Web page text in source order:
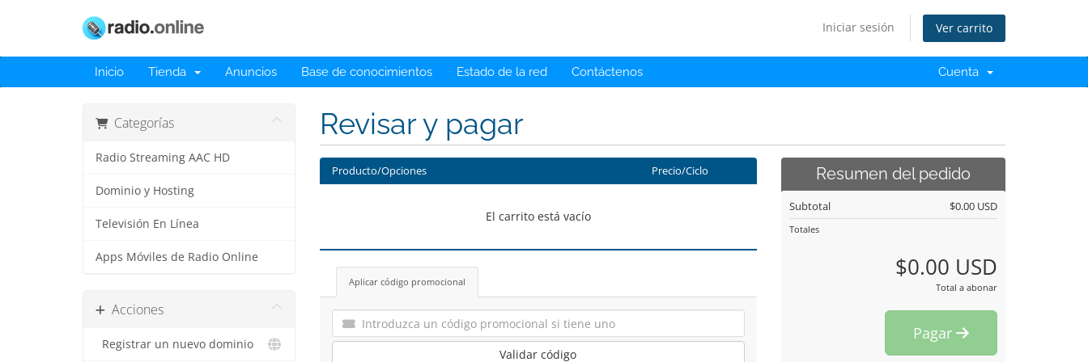
Iniciar sesión Ver carrito
Inicio Tienda Anuncios Base de conocimientos Estado de la red Contáctenos Cuenta
Categorías
Radio Streaming AAC HD
Dominio y Hosting
Televisión En Línea
Apps Móviles de Radio Online
Acciones
Registrar un nuevo dominio
Revisar y pagar
Producto/Opciones Precio/Ciclo
El carrito está vacío
Aplicar código promocional
Validar código
Resumen del pedido
Subtotal $0.00 USD
Totales
$0.00 USD
Total a abonar
Pagar